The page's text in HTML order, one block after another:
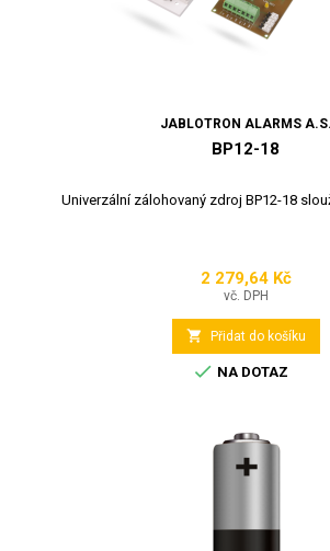
JABLOTRON ALARMS A.S.
BP12-18
Univerzální zálohovaný zdroj BP12-18
Cena
2 279,64 Kč
vč. DPH
 Přidat do košíku
 NA DOTAZ